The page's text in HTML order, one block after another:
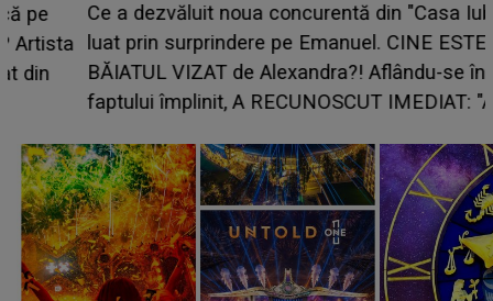
Ce a dezvăluit noua concurentă din "Casa Iubirii" l-a
luat prin surprindere pe Emanuel. CINE ESTE
BĂIATUL VIZAT de Alexandra?! Aflându-se în fața
faptului împlinit, A RECUNOSCUT IMEDIAT: "Am